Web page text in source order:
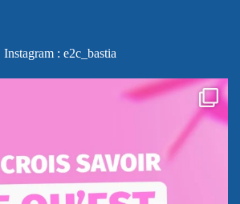
Instagram : e2c_bastia